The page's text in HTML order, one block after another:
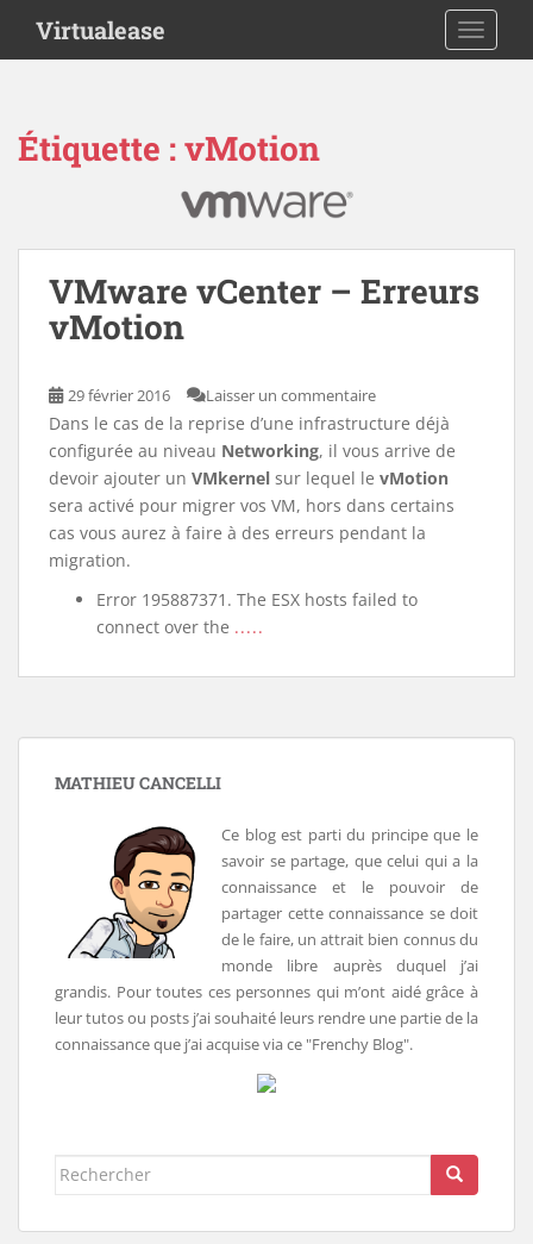
i
Virtualease
Étiquette :vMotion
VMware vCenter – Erreurs
vMotion
29 février 2016 Laisser un commentaire
Dans le cas de la reprise d’une infrastructure déjà
configurée au niveau Networking, il vous arrive de
devoir ajouter un VMkernel sur lequel le vMotion
sera activé pour migrer vos VM, hors dans certains
cas vous aurez à faire à des erreurs pendant la
migration.
Error 195887371. The ESX hosts failed to
connect over the .....
MATHIEU CANCELLI
Ce blog est parti du principe que le
savoir se partage, que celui qui a la
connaissance et le pouvoir de
partager cette connaissance se doit
de le faire, un attrait bien connus du
monde libre auprès duquel j’ai
grandis. Pour toutes ces personnes qui m’ont aidé grâce à
leur tutos ou posts j’ai souhaité leurs rendre une partie de la
connaissance que j’ai acquise via ce "Frenchy Blog".
Rechercher...